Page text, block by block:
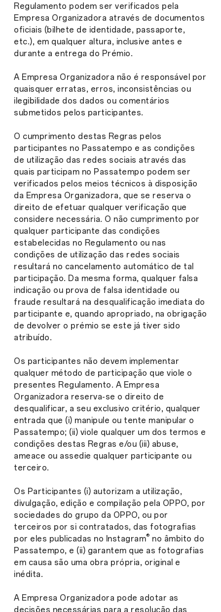
Regulamento podem ser verificados pela
Empresa Organizadora através de documentos
oficiais (bilhete de identidade, passaporte,
etc.), em qualquer altura, inclusive antes e
durante a entrega do Prémio.
A Empresa Organizadora não é responsável por
quaisquer erratas, erros, inconsistências ou
ilegibilidade dos dados ou comentários
submetidos pelos participantes.
O cumprimento destas Regras pelos
participantes no Passatempo e as condições
de utilização das redes sociais através das
quais participam no Passatempo podem ser
verificados pelos meios técnicos à disposição
da Empresa Organizadora, que se reserva o
direito de efetuar qualquer verificação que
considere necessária. O não cumprimento por
qualquer participante das condições
estabelecidas no Regulamento ou nas
condições de utilização das redes sociais
resultará no cancelamento automático de tal
participação. Da mesma forma, qualquer falsa
indicação ou prova de falsa identidade ou
fraude resultará na desqualificação imediata do
participante e, quando apropriado, na obrigação
de devolver o prémio se este já tiver sido
atribuído.
Os participantes não devem implementar
qualquer método de participação que viole o
presentes Regulamento. A Empresa
Organizadora reserva-se o direito de
desqualificar, a seu exclusivo critério, qualquer
entrada que (i) manipule ou tente manipular o
Passatempo; (ii) viole qualquer um dos termos e
condições destas Regras e/ou (iii) abuse,
ameace ou assedie qualquer participante ou
terceiro.
Os Participantes (i) autorizam a utilização,
divulgação, edição e compilação pela OPPO, por
sociedades do grupo da OPPO, ou por
terceiros por si contratados, das fotografias
por eles publicadas no Instagram® no âmbito do
Passatempo, e (ii) garantem que as fotografias
em causa são uma obra própria, original e
inédita.
A Empresa Organizadora pode adotar as
decisões necessárias para a resolução das